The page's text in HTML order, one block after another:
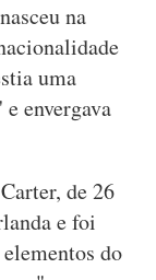
na
uma
envergava
de 26
e foi
do